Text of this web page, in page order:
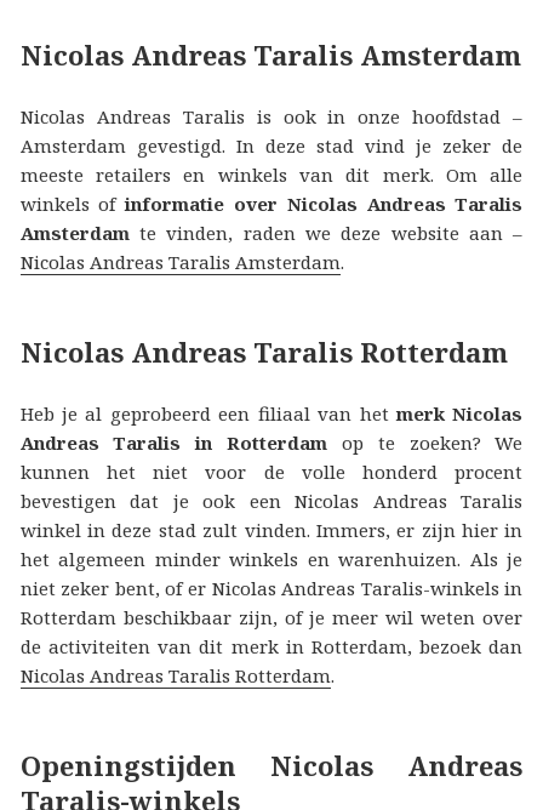
Nicolas Andreas Taralis Amsterdam
Nicolas Andreas Taralis is ook in onze hoofdstad –
Amsterdam gevestigd. In deze stad vind je zeker de
meeste retailers en winkels van dit merk. Om alle
winkels ofinformatie over Nicolas Andreas Taralis
Amsterdam te vinden, raden we deze website aan –
Nicolas Andreas Taralis Amsterdam.
Nicolas Andreas Taralis Rotterdam
Heb je al geprobeerd een filiaal van hetmerk Nicolas
Andreas Taralis in Rotterdam op te zoeken? We
kunnen het niet voor de volle honderd procent
bevestigen dat je ook een Nicolas Andreas Taralis
winkel in deze stad zult vinden. Immers, er zijn hier in
het algemeen minder winkels en warenhuizen. Als je
niet zeker bent, of er Nicolas Andreas Taralis-winkels in
Rotterdam beschikbaar zijn, of je meer wil weten over
de activiteiten van dit merk in Rotterdam, bezoek dan
Nicolas Andreas Taralis Rotterdam.
Openingstijden Nicolas Andreas
Taralis-winkels